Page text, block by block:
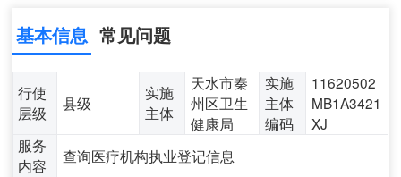
基本信息 常见问题
行使
层级
县级
实施
主体
天水市秦
州区卫生
健康局
实施
主体
编码
11620502
MB1A3421
XJ
服务
内容
查询医疗机构执业登记信息